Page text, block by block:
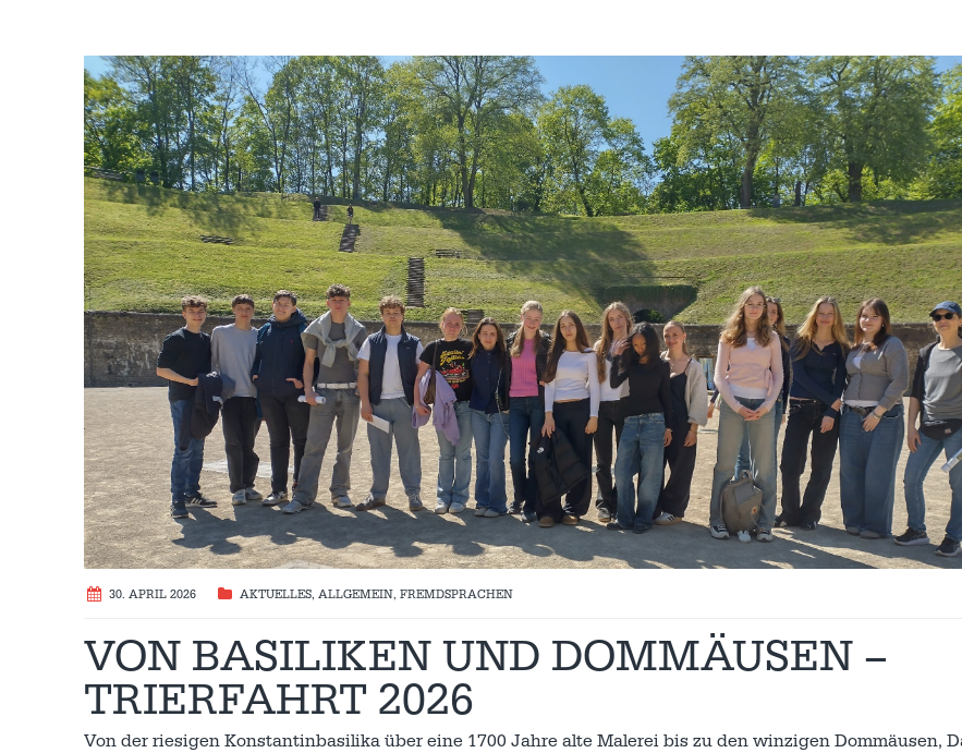
30. APRIL 2026 AKTUELLES, ALLGEMEIN, FREMDSPRACHEN
VON BASILIKEN UND DOMMÄUSEN –
TRIERFAHRT 2026
Von der riesigen Konstantinbasilika über eine 1700 Jahre alte Malerei bis zu den winzigen Dommäusen,